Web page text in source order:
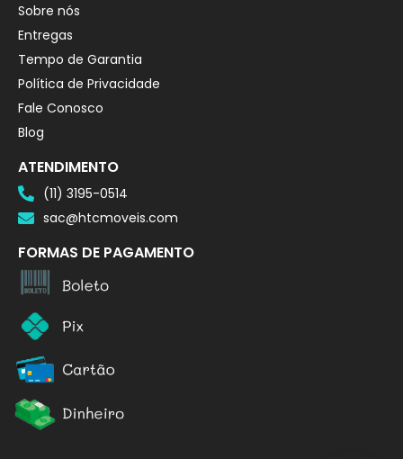
Sobre nós
Entregas
Tempo de Garantia
Política de Privacidade
Fale Conosco
Blog
ATENDIMENTO
(11) 3195-0514
sac@htcmoveis.com
FORMAS DE PAGAMENTO